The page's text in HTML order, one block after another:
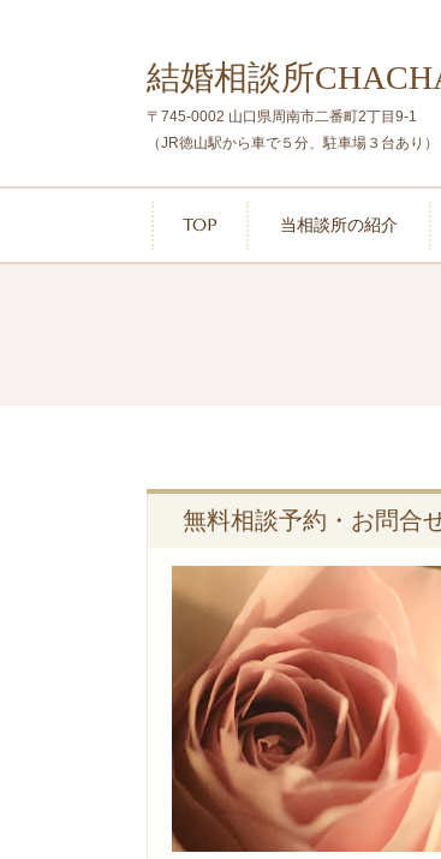
結婚相談所
〒745-0002 山口県周南市二番町2丁目9-1
（JR徳山駅から車で５分、駐車場 ３台あり）
TOP 当相談所の紹介
無料相談予約・お問合